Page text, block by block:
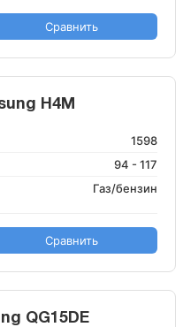
Сравнить
H4M
1598
94 - 117
Газ/бензин
Сравнить
QG15DE